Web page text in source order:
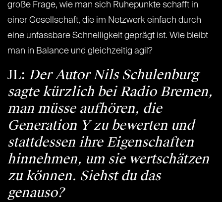
große Frage, wie man sich Ruhepunkte schafft in
einer Gesellschaft, die im Netzwerk einfach durch
eine unfassbare Schnelligkeit geprägt ist. Wie bleibt
man in Balance und gleichzeitig agil?
JL: Der Autor Nils Schulenburg
sagte kürzlich bei Radio Bremen,
man müsse aufhören, die
Generation Y zu bewerten und
stattdessen ihre Eigenschaften
hinnehmen, um sie wertschätzen
zu können. Siehst du das
genauso?